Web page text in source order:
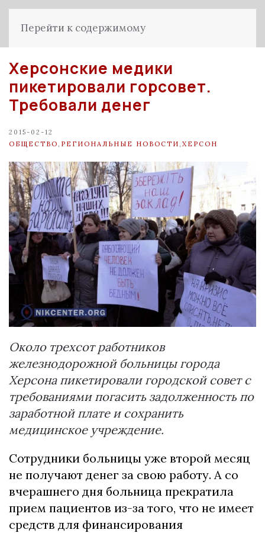
Перейти к содержимому
Херсонские медики
пикетировали горсовет.
Требовали денег
2015-02-12
ОБЩЕСТВО РЕГИОНАЛЬНЫЕ НОВОСТИ ХЕРСОН
Около трехсот работников
железнодорожной больницы города
Херсона пикетировали городской совет с
требованиями погасить задолженность по
заработной плате и сохранить
медицинское учреждение.
Сотрудники больницы уже второй месяц
не получают денег за свою работу. А со
вчерашнего дня больница прекратила
прием пациентов из-за того, что не имеет
средств для финансирования